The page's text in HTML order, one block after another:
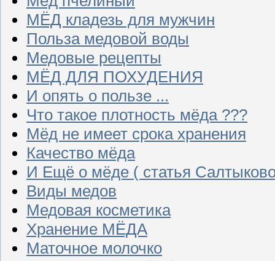
МЁД кладезь для мужчин
Польза медовой воды
Медовые рецепты
МЁД ДЛЯ ПОХУДЕНИЯ
И опять о пользе ...
Что такое плотность мёда ???
Мёд не имеет срока хранения
Качество мёда
И Ещё о мёде ( статья
Виды медов
Медовая косметика
Хранение МЁДА
Маточное молочко